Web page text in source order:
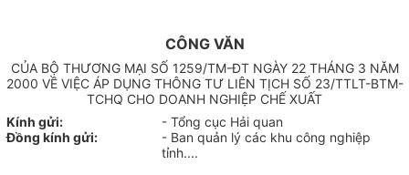
CÔNG VĂN
CỦA BỘ THƯƠNG MẠI SỐ 1259/TM-ĐT NGÀY 22 THÁNG 3 NĂM
2000 VỀ VIỆC ÁP DỤNG THÔNG TƯ LIÊN TỊCH SỐ 23/TTLT-BTM-
TCHQ CHO DOANH NGHIỆP CHẾ XUẤT
Kính gửi:
Đồng kính gửi:
- Tổng cục Hải quan
- Ban quản lý các khu công nghiệp
tỉnh....